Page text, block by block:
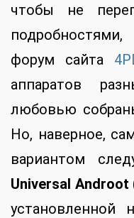
чтобы не
форум сайта
аппаратов
любовью
Но, наверное,
вариантом
Universal Androot
установленной